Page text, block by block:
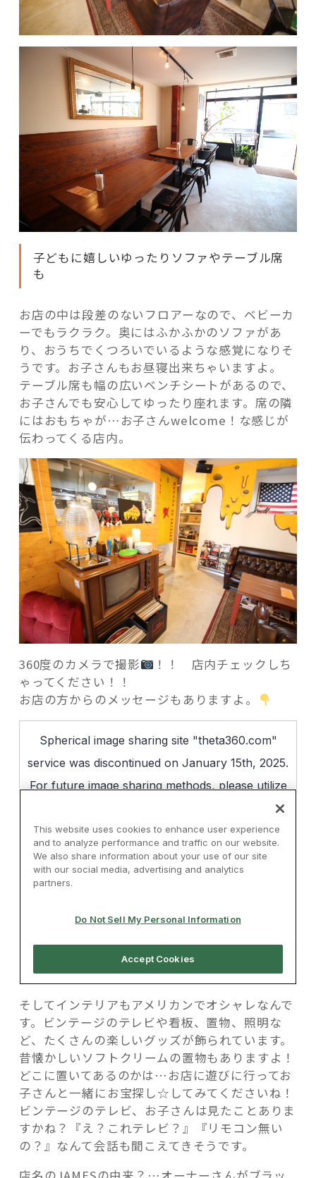
子どもに嬉しいゆったりソファやテーブル席
も
お店の中は段差のないフロアーなので、ベビーカ
ーでもラクラク。奥にはふかふかのソファがあ
り、おうちでくつろいでいるような感覚になりそ
うです。お子さんもお昼寝出来ちゃいますよ。
テーブル席も幅の広いベンチシートがあるので、
お子さんでも安心してゆったり座れます。席の隣
にはおもちゃが…お子さんwelcome！な感じが
伝わってくる店内。
360度のカメラで撮影
！！ 店内チェックしち
ゃってください！！
お店の方からのメッセージもありますよ。
そしてインテリアもアメリカンでオシャレなんで
す。ビンテージのテレビや看板、置物、照明な
ど、たくさんの楽しいグッズが飾られています。
昔懐かしいソフトクリームの置物もありますよ！
どこに置いてあるのかは…お店に遊びに行ってお
子さんと一緒にお宝探し☆してみてくださいね！
ビンテージのテレビ、お子さんは見たことありま
すかね？『え？これテレビ？』『リモコン無い
の？』なんて会話も聞こえてきそうです。